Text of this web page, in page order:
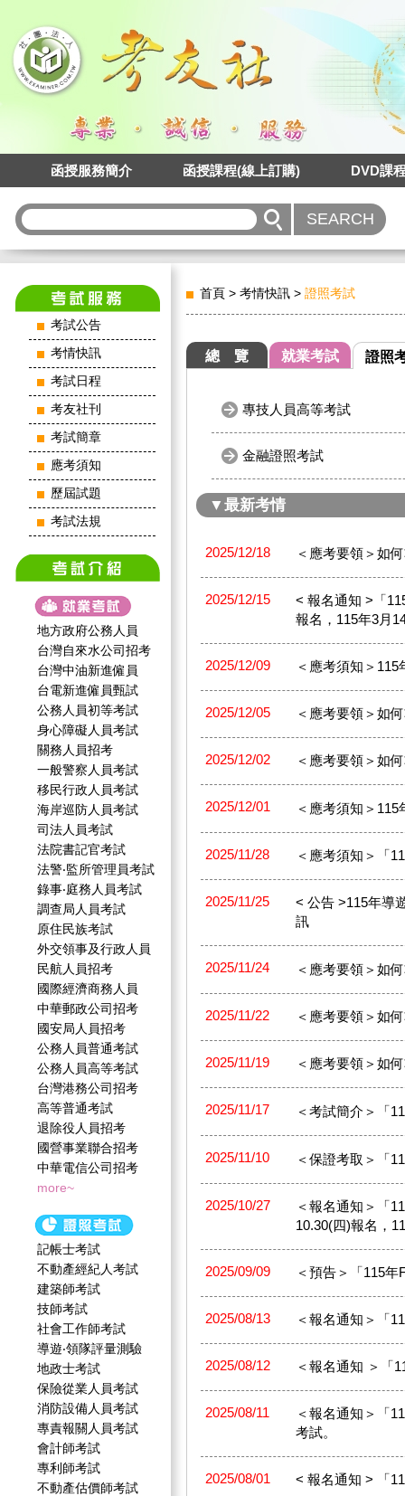
函授服務簡介 函授課程(線上訂購) DVD課
考試公告
考情快訊
考試日程
考友社刊
考試簡章
應考須知
歷屆試題
考試法規
地方政府公務人員
台灣自來水公司招考
台灣中油新進僱員
台電新進僱員甄試
公務人員初等考試
身心障礙人員考試
關務人員招考
一般警察人員考試
移民行政人員考試
海岸巡防人員考試
司法人員考試
法院書記官考試
法警‧監所管理員考試
錄事‧庭務人員考試
調查局人員考試
原住民族考試
外交領事及行政人員
民航人員招考
國際經濟商務人員
中華郵政公司招考
國安局人員招考
公務人員普通考試
公務人員高等考試
台灣港務公司招考
高等普通考試
退除役人員招考
國營事業聯合招考
中華電信公司招考
more~
記帳士考試
不動產經紀人考試
建築師考試
技師考試
社會工作師‍考試
導遊‧領隊評量測驗
地政士考試
保險從業人員考試
消防設備人員考試
專責報關人員考試
會計師考試
專利師考試
不動產估價師考試
首頁 > 考情快訊 > 證照考試
總 覽 就業考試 證照
專技人員高等考試
金融證照考試
▼最新考情
2025/12/18 ＜應考要領＞如
2025/12/15
< 報名通知 >「
報名，115年3月
2025/12/09 ＜應考須知＞115
2025/12/05 ＜應考要領＞如
2025/12/02 ＜應考要領＞如
2025/12/01 ＜應考須知＞115
2025/11/28 ＜應考須知＞「
2025/11/25
< 公告 >115年導
訊
2025/11/24 ＜應考要領＞如
2025/11/22 ＜應考要領＞如
2025/11/19 ＜應考要領＞如
2025/11/17 ＜考試簡介＞「
2025/11/10 ＜保證考取＞「
2025/10/27
＜報名通知＞「
10.30(四)報名，
2025/09/09 ＜預告＞「115
2025/08/13 ＜報名通知＞「
2025/08/12 ＜報名通知 ＞「
2025/08/11
＜報名通知＞「
考試。
2025/08/01 < 報名通知 > 「